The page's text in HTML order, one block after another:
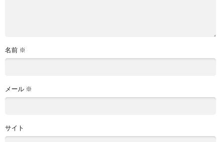
名前 ※
メール ※
サイト